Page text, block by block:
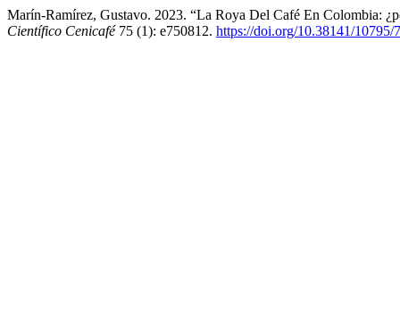
Marín-Ramírez, Gustavo. 2023. “La Roya Del Café En Colombia:
Científico Cenicafé75 (1): e750812. https://doi.org/10.38141/10795/